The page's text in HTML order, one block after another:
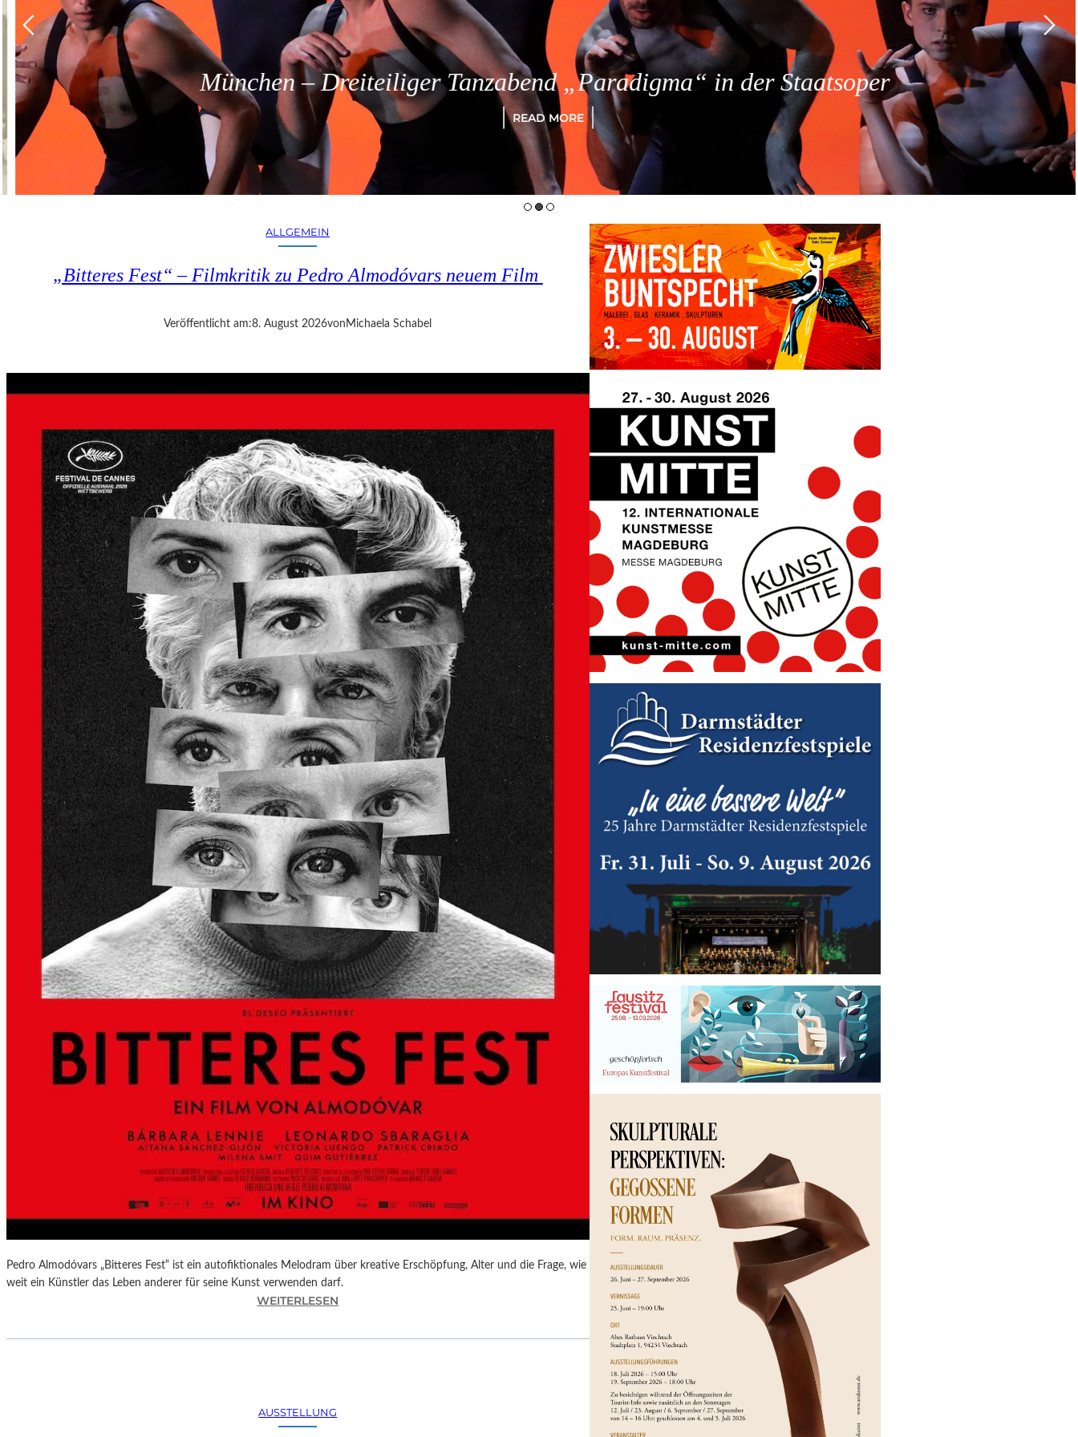
München – Dreiteiliger Tanzabend „Paradigma“ in der Staatsoper
READ MORE
ALLGEMEIN
„Bitteres Fest“ – Filmkritik zu Pedro Almodóvars neuem Film
Veröffentlicht am:8. August 2026von Michaela Schabel
Pedro Almodóvars „Bitteres Fest“ ist ein autofiktionales Melodram über kreative Erschöpfung, Alter und die Frage, wie
weit ein Künstler das Leben anderer für seine Kunst verwenden darf.
WEITERLESEN
B
AUSSTELLUNG